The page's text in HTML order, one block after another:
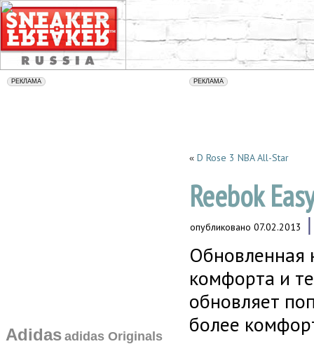
Adidas adidas Originals
« D Rose 3 NBA All-Star
Reebok
опубликовано 07.02.2013
Обновленная
комфорта и
обновляет
более